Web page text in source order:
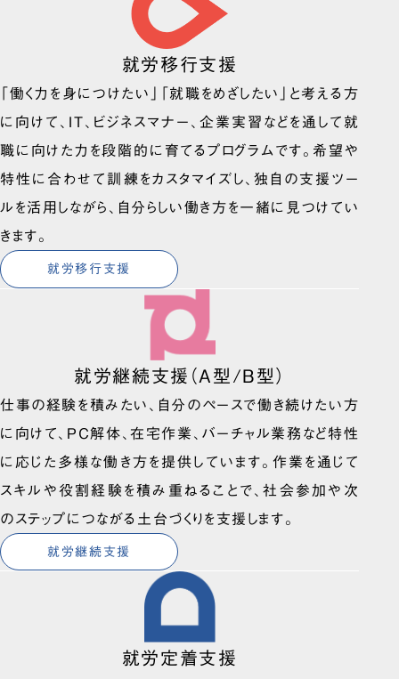
就労移行支援
「働く力を身につけたい」「就職をめざしたい」と考える方
に向けて、IT、ビジネスマナー、企業実習などを通して就
職に向けた力を段階的に育てるプログラムです。希望や
特性に合わせて訓練をカスタマイズし、独自の支援ツー
ルを活用しながら、自分らしい働き方を一緒に見つけてい
きます。
就労移行支援
就労継続支援（A型/B型）
仕事の経験を積みたい、自分のペースで働き続けたい方
に向けて、PC解体、在宅作業、バーチャル業務など特性
に応じた多様な働き方を提供しています。作業を通じて
スキルや役割経験を積み重ねることで、社会参加や次
のステップにつながる土台づくりを支援します。
就労継続支援
就労定着支援